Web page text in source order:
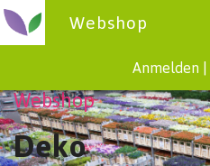
Webshop
Anmelden
Webshop
Deko